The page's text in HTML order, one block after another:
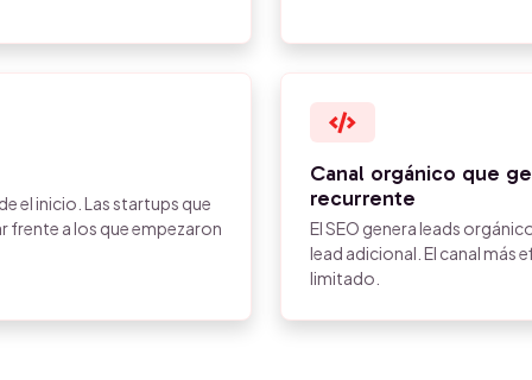
el inicio. Las startups que
frente a los que empezaron
Canal orgánico que
recurrente
El SEO genera leads
lead adicional. El canal más
limitado.